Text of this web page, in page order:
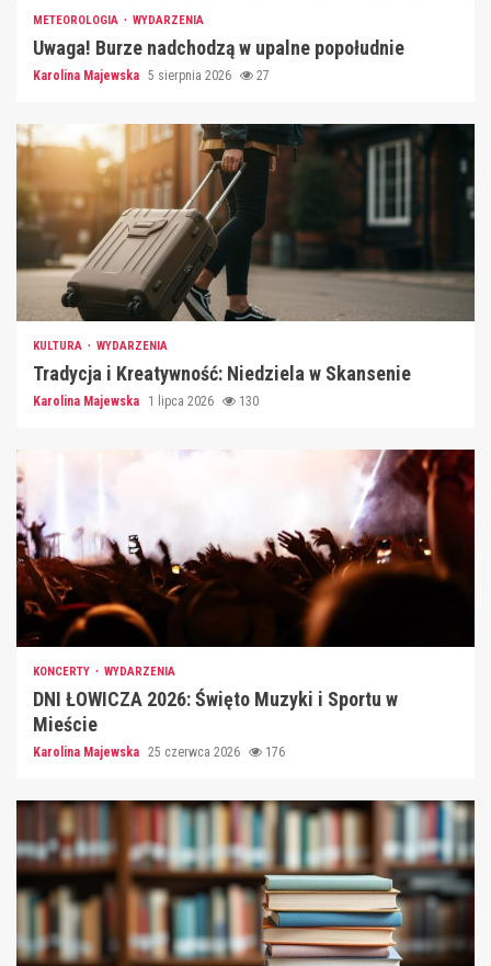
METEOROLOGIA WYDARZENIA
Uwaga! Burze nadchodzą w upalne popołudnie
Karolina Majewska 5 sierpnia 2026 27
KULTURA WYDARZENIA
Tradycja i Kreatywność: Niedziela w Skansenie
Karolina Majewska 1 lipca 2026 130
KONCERTY WYDARZENIA
DNI ŁOWICZA 2026: Święto Muzyki i Sportu w
Mieście
Karolina Majewska 25 czerwca 2026 176